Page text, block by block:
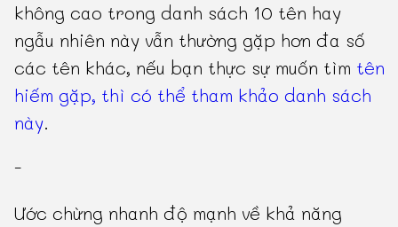
không cao trong danh sách 10 tên hay
ngẫu nhiên này vẫn thường gặp hơn đa số
các tên khác, nếu bạn thực sự muốn tìm tên
hiếm gặp, thì có thể tham khảo danh sách
này.
-
Ước chừng nhanh độ mạnh về khả năng